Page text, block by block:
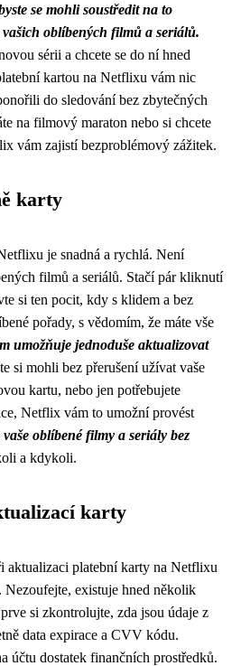
se mohli soustředit na to
oblíbených filmů a seriálů.
sérii a chcete se do ní hned
kartou na Netflixu vám nic
do sledování bez zbytečných
na filmový maraton nebo si chcete
vám zajistí bezproblémový zážitek.
karty
je snadná a rychlá. Není
filmů a seriálů. Stačí pár kliknutí
si ten pocit, kdy s klidem a bez
pořady, s vědomím, že máte vše
umožňuje jednoduše aktualizovat
si mohli bez přerušení užívat vaše
kartu, nebo jen potřebujete
Netflix vám to umožní provést
oblíbené filmy a seriály bez
a kdykoli.
karty
aktualizaci platební karty na Netflixu
Nezoufejte, existuje hned několik
si zkontrolujte, zda jsou údaje z
data expirace a CVV kódu.
účtu dostatek finančních prostředků.